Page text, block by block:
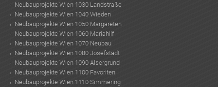
Neubauprojekte Wien 1030 Landstraße
Neubauprojekte Wien 1040 Wieden
Neubauprojekte Wien 1050 Margareten
Neubauprojekte Wien 1060 Mariahilf
Neubauprojekte Wien 1070 Neubau
Neubauprojekte Wien 1080 Josefstadt
Neubauprojekte Wien 1090 Alsergrund
Neubauprojekte Wien 1100 Favoriten
Neubauprojekte Wien 1110 Simmering